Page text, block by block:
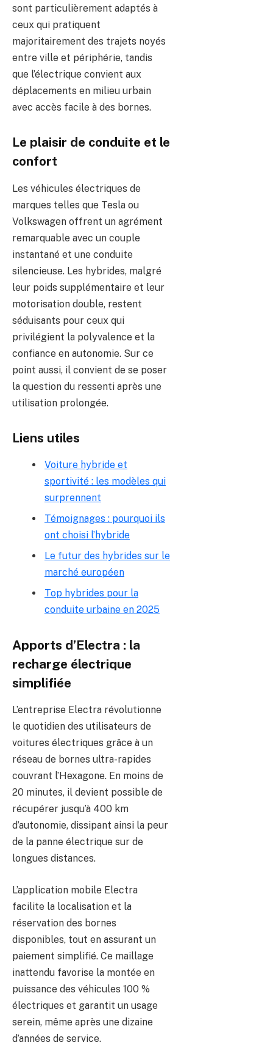
sont particulièrement adaptés à
ceux qui pratiquent
majoritairement des trajets noyés
entre ville et périphérie, tandis
que l’électrique convient aux
déplacements en milieu urbain
avec accès facile à des bornes.
Le plaisir de conduite et le
confort
Les véhicules électriques de
marques telles que Tesla ou
Volkswagen offrent un agrément
remarquable avec un couple
instantané et une conduite
silencieuse. Les hybrides, malgré
leur poids supplémentaire et leur
motorisation double, restent
séduisants pour ceux qui
privilégient la polyvalence et la
confiance en autonomie. Sur ce
point aussi, il convient de se poser
la question du ressenti après une
utilisation prolongée.
Liens utiles
Voiture hybride et
sportivité : les modèles qui
surprennent
Témoignages : pourquoi ils
ont choisi l’hybride
Le futur des hybrides sur le
marché européen
Top hybrides pour la
conduite urbaine en 2025
Apports d’Electra : la
recharge électrique
simplifiée
L’entreprise Electra révolutionne
le quotidien des utilisateurs de
voitures électriques grâce à un
réseau de bornes ultra-rapides
couvrant l’Hexagone. En moins de
20 minutes, il devient possible de
récupérer jusqu’à 400 km
d’autonomie, dissipant ainsi la peur
de la panne électrique sur de
longues distances.
L’application mobile Electra
facilite la localisation et la
réservation des bornes
disponibles, tout en assurant un
paiement simplifié. Ce maillage
inattendu favorise la montée en
puissance des véhicules 100 %
électriques et garantit un usage
serein, même après une dizaine
d’années de service.